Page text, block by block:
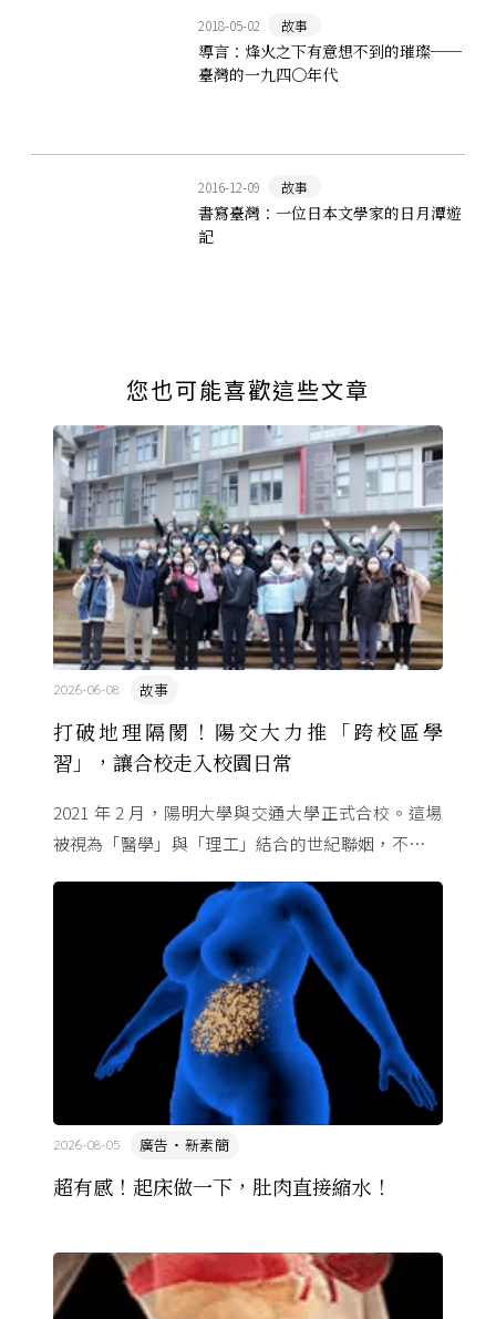
2018-05-02 故事
導言：烽火之下有意想不到的璀璨──
臺灣的一九四〇年代
2016-12-09 故事
書寫臺灣：一位日本文學家的日月潭遊
記
您也可能喜歡這些文章
打破地理隔閡！陽交大力推「跨校區學
習」，讓合校走入校園日常
故事
2026-06-08
2021 年 2 月，陽明大學與交通大學正式合校。這場
被視為「醫學」與「理工」結合的世紀聯姻，不只是
超有感！起床做一下，肚肉直接縮水！
廣告・新素簡
2026-08-05